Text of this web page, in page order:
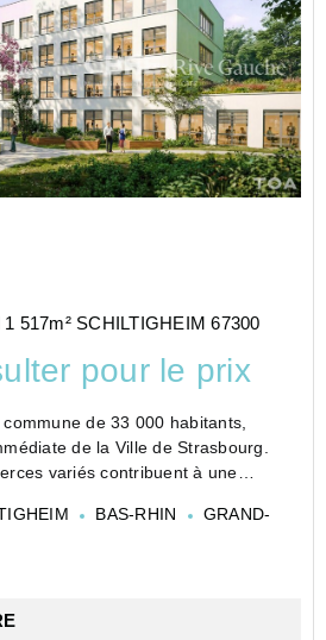
517m² SCHILTIGHEIM 67300
pour le prix
de 33 000 habitants,
de la Ville de Strasbourg.
variés contribuent à une
magasin AUCHAN, pharmacie,
BAS-RHIN
GRAND-